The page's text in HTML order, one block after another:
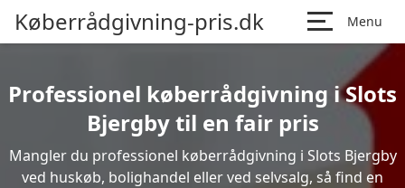
Køberrådgivning-pris.dk Menu
Professionel køberrådgivning i Slots
Bjergby til en fair pris
Mangler du professionel køberrådgivning i Slots Bjergby
ved huskøb, bolighandel eller ved selvsalg, så find en